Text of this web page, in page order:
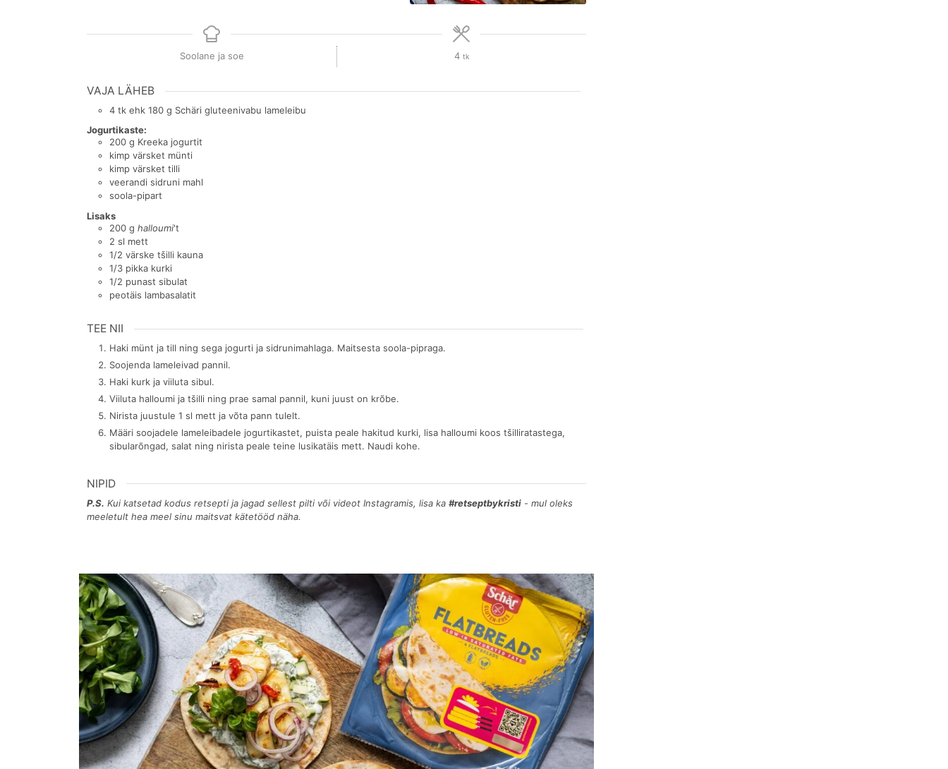
Soolane ja soe 4 tk
VAJA LÄHEB
4 tk ehk 180 g Schäri gluteenivabu lameleibu
Jogurtikaste:
200 g Kreeka jogurtit
kimp värsket münti
kimp värsket tilli
veerandi sidruni mahl
soola-pipart
Lisaks
200 g halloumi't
2 sl mett
1/2 värske tšilli kauna
1/3 pikka kurki
1/2 punast sibulat
peotäis lambasalatit
TEE NII
Haki münt ja till ning sega jogurti ja sidrunimahlaga. Maitsesta soola-pipraga.
Soojenda lameleivad pannil.
Haki kurk ja viiluta sibul.
Viiluta halloumi ja tšilli ning prae samal pannil, kuni juust on krõbe.
Nirista juustule 1 sl mett ja võta pann tulelt.
Määri soojadele lameleibadele jogurtikastet, puista peale hakitud kurki, lisa halloumi koos tšilliratastega,
sibularõngad, salat ning nirista peale teine lusikatäis mett. Naudi kohe.
NIPID
P.S. Kui katsetad kodus retsepti ja jagad sellest pilti või videot Instagramis, lisa ka #retseptbykristi - mul oleks
meeletult hea meel sinu maitsvat kätetööd näha.